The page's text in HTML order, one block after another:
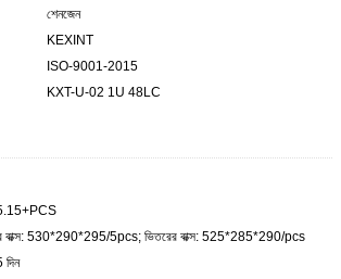
শেনজেন
KEXINT
ISO-9001-2015
KXT-U-02 1U 48LC
বাক্স: 530*290*295/5pcs; ভিতরের বাক্স: 525*285*290/pcs